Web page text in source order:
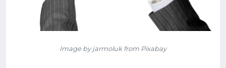
Image by jarmoluk from Pixabay